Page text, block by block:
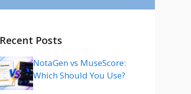
Recent Posts
NotaGen vs MuseScore:
Which Should You Use?